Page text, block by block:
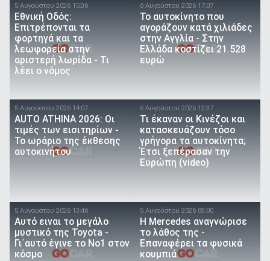
5 Αυγούστου 2026 15:36
Εθνική Οδός:
Επιτρέπονται τα
φορτηγά και τα
λεωφορεία στην
αριστερή λωρίδα - Τι
λέει ο νόμος
6 Αυγούστου 2026 17:07
To αυτοκίνητο που
αγοράζουν κατά χιλιάδες
στην Αγγλία - Στην
Ελλάδα κοστίζει 21.528
ευρώ
5 Αυγούστου 2026 14:07
AUTO ATHINA 2026: Οι
τιμές των εισιτηρίων -
Το ωράριο της έκθεσης
αυτοκινήτου
6 Αυγούστου 2026 12:37
Τι έκαναν οι Κινέζοι και
κατασκευάζουν τόσο
γρήγορα τα αυτοκίνητα;
Έτσι ξεπέρασαν την
Ευρώπη (video)
5 Αυγούστου 2026 13:46
Αυτό ειναι τo μεγάλο
μυστικό της Toyota -
Γι΄αυτό έγινε το Νο1 στον
κόσμο
5 Αυγούστου 2026 09:00
Η Mercedes αναγνώρισε
το λάθος της -
Επαναφέρει τα φυσικά
κουμπιά